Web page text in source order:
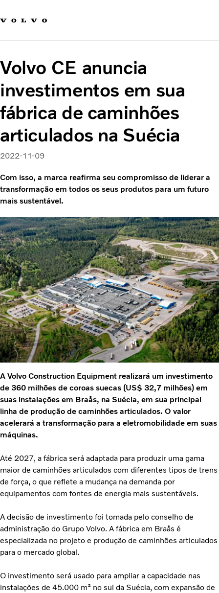
Carreira
Quem Somos
Volvo CE anuncia
investimentos em sua
fábrica de caminhões
articulados na Suécia
2022-11-09
Com isso, a marca reafirma seu compromisso de liderar a
transformação em todos os seus produtos para um futuro
mais sustentável.
A Volvo Construction Equipment realizará um investimento
de 360 milhões de coroas suecas (US$ 32,7 milhões) em
suas instalações em Braås, na Suécia, em sua principal
linha de produção de caminhões articulados. O valor
acelerará a transformação para a eletromobilidade em suas
máquinas.
Até 2027, a fábrica será adaptada para produzir uma gama
maior de caminhões articulados com diferentes tipos de trens
de força, o que reflete a mudança na demanda por
equipamentos com fontes de energia mais sustentáveis.
A decisão de investimento foi tomada pelo conselho de
administração do Grupo Volvo. A fábrica em Braås é
especializada no projeto e produção de caminhões articulados
para o mercado global.
O investimento será usado para ampliar a capacidade nas
instalações de 45.000 m² no sul da Suécia, com expansão de